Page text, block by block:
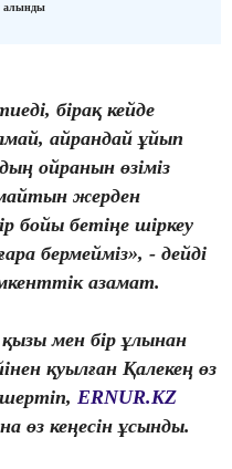
алынды
бірақ кейде
айрандай ұйып
ойранын өзіміз
жерден
бойы бетіңе шіркеу
бермейміз», - дейді
азамат.
қызы мен бір ұлынан
қуылған Қалекең өз
ERNUR.KZ
өз кеңесін ұсынды.